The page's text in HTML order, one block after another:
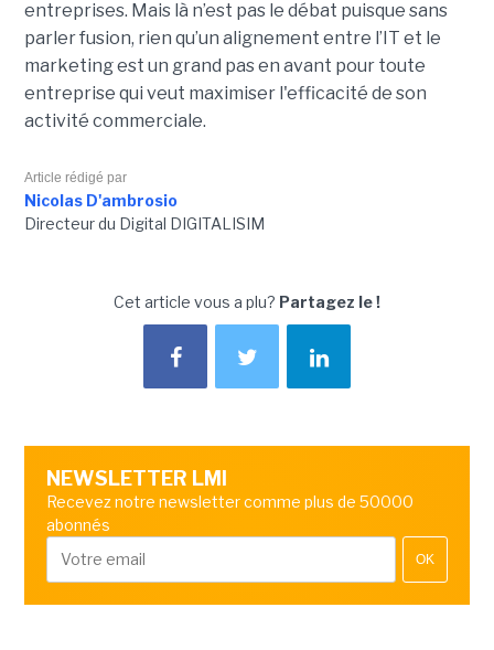
entreprises. Mais là n’est pas le débat puisque sans
parler fusion, rien qu’un alignement entre l’IT et le
marketing est un grand pas en avant pour toute
entreprise qui veut maximiser l'efficacité de son
activité commerciale.
Article rédigé par
Nicolas D'ambrosio
Directeur du Digital DIGITALISIM
Cet article vous a plu? Partagez le !
NEWSLETTER LMI
Recevez notre newsletter comme plus de 50000
abonnés
OK